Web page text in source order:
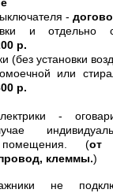
-
и отдельно
р.
(без установки
или
р.
-
помещения. (от
клеммы.)
не